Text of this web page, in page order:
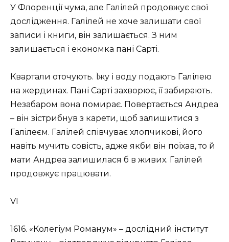
У Флоренції чума, але Галілей продовжує свої
дослідження. Галілей не хоче залишати свої
записи і книги, він залишається. З ним
залишається і економка пані Сарті.
Квартали оточують. Їжу і воду подають Галілею
на жердинах. Пані Сарті захворює, її забирають.
Незабаром вона помирає. Повертається Андреа
– він зістрибнув з карети, щоб залишитися з
Галілеєм. Галілей співчуває хлопчикові, його
навіть мучить совість, адже якби він поїхав, то й
мати Андреа залишилася б в живих. Галілей
продовжує працювати.
VI
1616. «Колегіум Романум» – дослідний інститут